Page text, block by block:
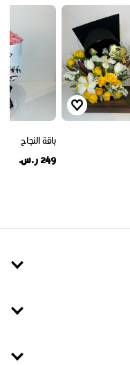
باقة النجاح
249 ر.س.